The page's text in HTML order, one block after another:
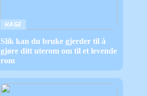
HAGE
Slik kan du bruke gjerder til å
gjøre ditt uterom om til et levende
rom